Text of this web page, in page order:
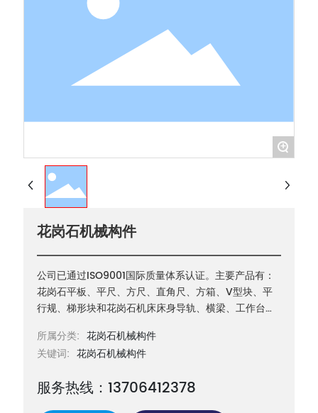
+
花岗石机械构件
公司已通过ISO9001国际质量体系认证。主要产品有：
花岗石平板、平尺、方尺、直角尺、方箱、V型块、平
行规、梯形块和花岗石机床床身导轨、横梁、工作台等
所属分类: 花岗石机械构件
关键词: 花岗石机械构件
服务热线：13706412378